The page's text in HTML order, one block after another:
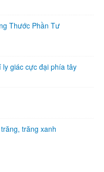
Thước Phần Tư
ly giác cực đại phía tây
trăng xanh